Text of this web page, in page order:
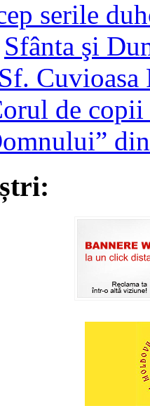
serile
Sfânta şi
Cuvioasa
de